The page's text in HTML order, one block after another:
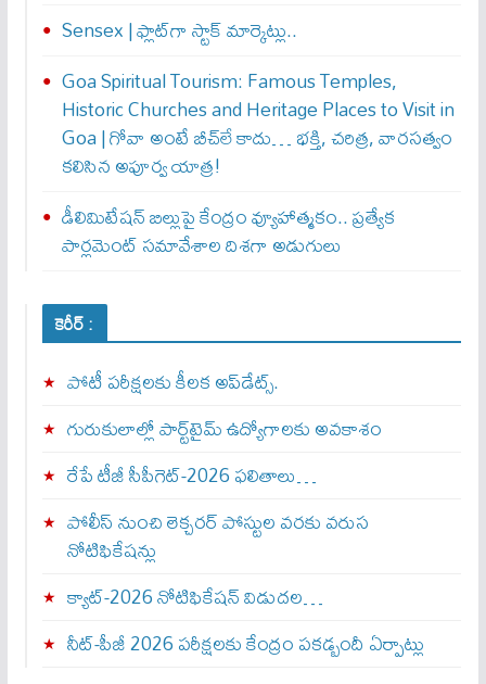
Sensex | ఫ్లాట్‌గా స్టాక్ మార్కెట్లు..
Goa Spiritual Tourism: Famous Temples,
Historic Churches and Heritage Places to Visit in
Goa | గోవా అంటే బీచ్‌లే కాదు… భక్తి, చరిత్ర, వారసత్వం
కలిసిన అపూర్వ యాత్ర!
డీలిమిటేషన్ బిల్లుపై కేంద్రం వ్యూహాత్మకం.. ప్రత్యేక
పార్లమెంట్ సమావేశాల దిశగా అడుగులు
కెరీర్ :
పోటీ పరీక్షలకు కీలక అప్‌డేట్స్.
గురుకులాల్లో పార్ట్‌టైమ్ ఉద్యోగాలకు అవకాశం
రేపే టీజీ సీపీగెట్‌-2026 ఫలితాలు…
పోలీస్ నుంచి లెక్చరర్ పోస్టుల వరకు వరుస
నోటిఫికేషన్లు
క్యాట్-2026 నోటిఫికేషన్ విడుదల…
నీట్-పీజీ 2026 పరీక్షలకు కేంద్రం పకడ్బందీ ఏర్పాట్లు